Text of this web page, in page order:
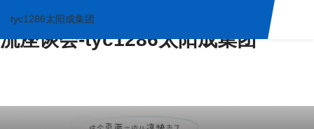
学校举行龙山县农副产品销售对接交
流座谈会-tyc1286太阳成集团
tyc1286太阳成集团